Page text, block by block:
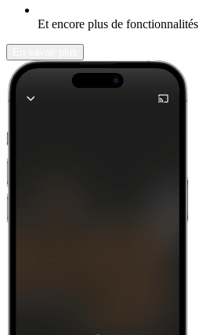
Et encore plus de fonctionnalités